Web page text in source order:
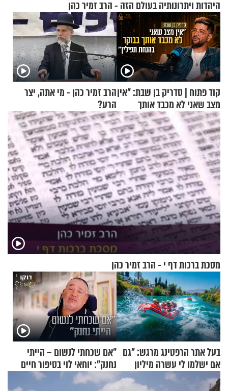
היהדות ויתרונותיה בעולם הזה - הרב זמיר כהן
קוד פתוח | סדריק בן שבת: "אין
מצב שאני לא מכבד אותך
בבוקר בהנחת תפילין"
הרב זמיר כהן - מי אתה, יצר
הרע?
מסכת ברכות דף י - הרב זמיר כהן
בעל אתר הרפטינג מרגש: "גם
אם ישלמו לי עשרה מיליון
שקלים - לא אפתח בשבת"
"אם שכחתי לנשום – הייתי
נחנק": יוחאי לוי בסיפור חיים
מעורר השראה